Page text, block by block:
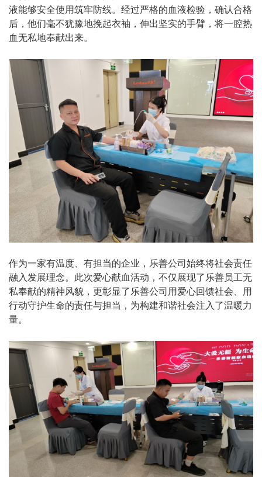
液能够安全使用筑牢防线。经过严格的血液检验，确认合格
后，他们毫不犹豫地挽起衣袖，伸出坚实的手臂，将一腔热
血无私地奉献出来。
作为一家有温度、有担当的企业，乐善公司始终将社会责任
融入发展理念。此次爱心献血活动，不仅展现了乐善员工无
私奉献的精神风貌，更彰显了乐善公司用爱心回馈社会、用
行动守护生命的责任与担当，为构建和谐社会注入了温暖力
量。